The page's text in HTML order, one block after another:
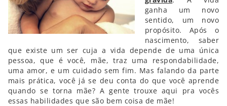
ganha um novo
sentido, um novo
propósito. Após o
nascimento, saber
que existe um ser cuja a vida depende de uma única
pessoa, que é você, mãe, traz uma respondabilidade,
uma amor, e um cuidado sem fim. Mas falando da parte
mais prática, você já se deu conta do que você aprende
quando se torna mãe? A gente trouxe aqui pra vocês
essas habilidades que são bem coisa de mãe!